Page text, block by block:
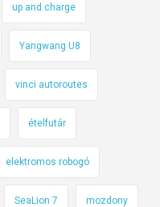
up and charge
Yangwang U8
vinci autoroutes
ételfutár
elektromos robogó
SeaLion 7 mozdony